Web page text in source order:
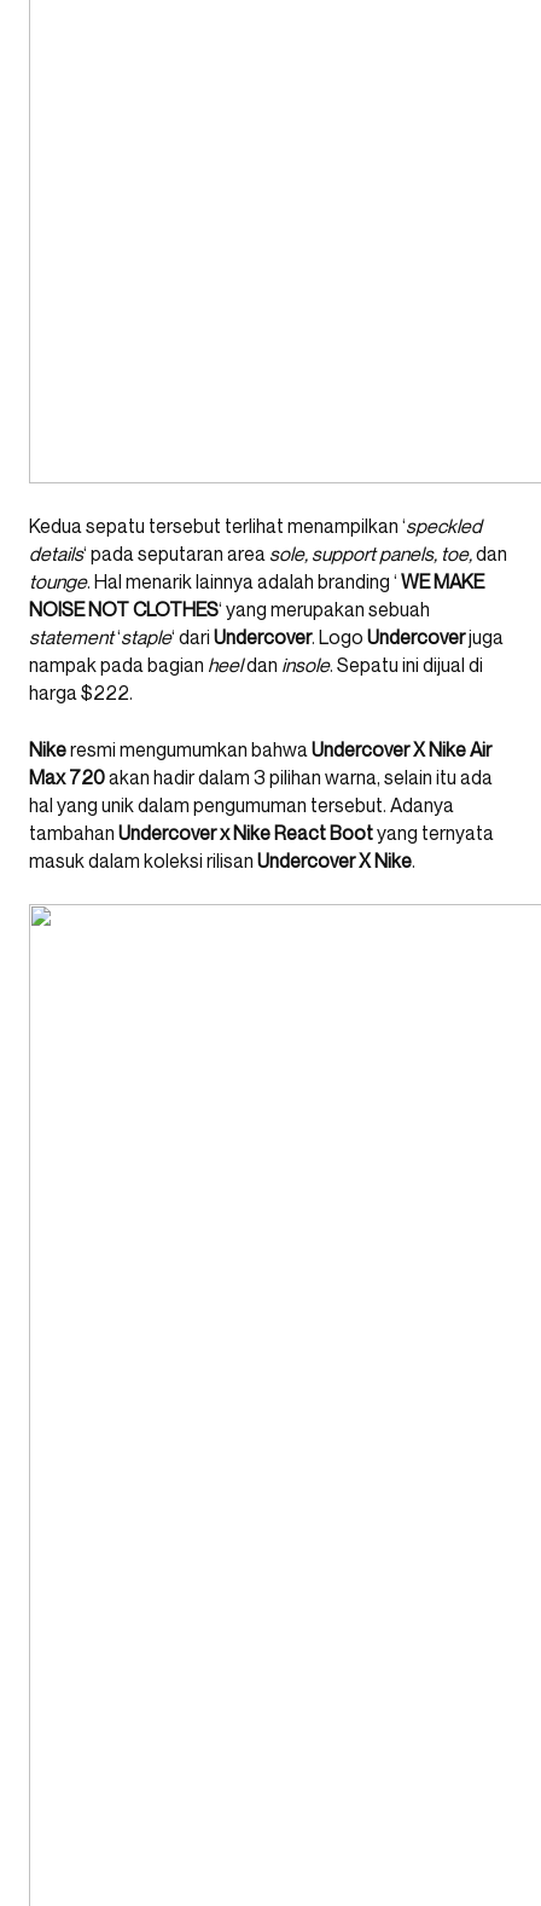
Kedua sepatu tersebut terlihat menampilkan ‘speckled
details‘ pada seputaran area sole, support panels, toe,dan
tounge. Hal menarik lainnya adalah branding ‘ WE MAKE
NOISE NOT CLOTHES‘ yang merupakan sebuah
statement‘staple‘ dari Undercover. Logo Undercoverjuga
nampak pada bagian heeldan insole. Sepatu ini dijual di
harga $222.
Nikeresmi mengumumkan bahwaUndercover X Nike Air
Max 720akan hadir dalam 3 pilihan warna, selain itu ada
hal yang unik dalam pengumuman tersebut. Adanya
tambahan Undercover x Nike React Bootyang ternyata
masuk dalam koleksi rilisan Undercover X Nike.